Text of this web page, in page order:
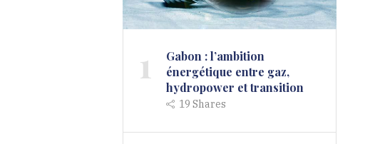
1
Gabon : l’ambition
énergétique entre gaz,
hydropower et transition
19Shares